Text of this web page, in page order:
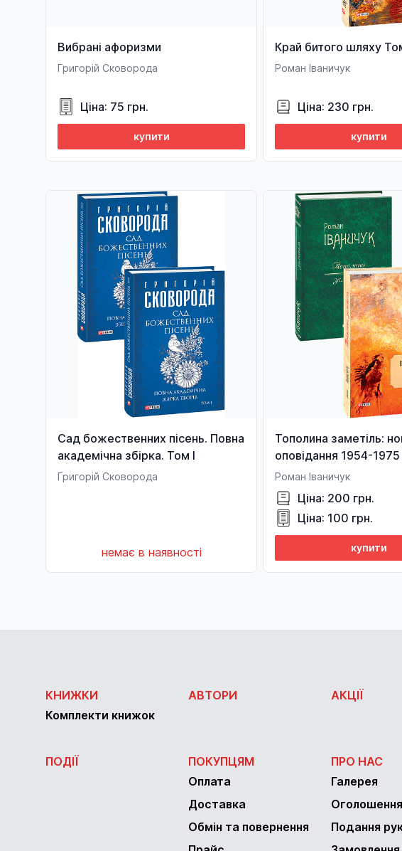
Вибрані афоризми
Григорій Сковорода
Ціна: 75 грн.
купити
Край битого шляху
Роман Іваничук
Ціна: 230 грн.
купити
Сад божественних пісень. Повна
академічна збірка. Том І
Григорій Сковорода
немає в наявності
Тополина заметіль:
оповідання 1954-
1
Роман Іваничук
Ціна: 200 грн.
Ціна: 100 грн.
купити
КНИЖКИ
Комплекти книжок
АВТОРИ АКЦІЇ
ПОДІЇ
ПОКУПЦЯМ
Оплата
Доставка
Обмін та повернення
ПРО НАС
Галерея
Оголошення
Подання